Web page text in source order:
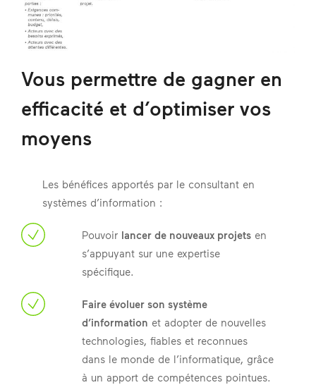
Vous permettre de gagner en
efficacité et d’optimiser vos
moyens
Les bénéfices apportés par le consultant en
systèmes d’information :
Pouvoir lancer de nouveaux projets en
s’appuyant sur une expertise
spécifique.
Faire évoluer son système
d’information et adopter de nouvelles
technologies, fiables et reconnues
dans le monde de l’informatique, grâce
à un apport de compétences pointues.